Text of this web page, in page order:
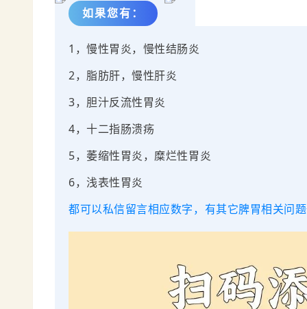
如果您有：
1，慢性胃炎，慢性结肠炎
2， 脂肪肝，慢性肝炎
3，胆汁反流性胃炎
4，十二指肠溃疡
5， 萎缩性胃炎，糜烂性胃炎
6，浅表性胃炎
都可以私信留言相应数字，有其它脾胃相关问